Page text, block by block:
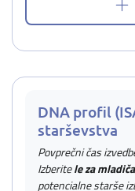
DNA profil
starševstva
Povprečni čas
Izberitele za mladiča
potencialne starše